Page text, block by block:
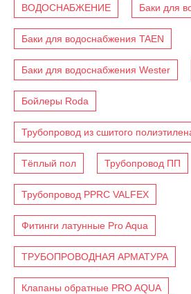
ВОДОСНАБЖЕНИЕ Баки для
Баки для водоснабжения TAEN
Баки для водоснабжения Wester
Бойлеры Roda
Трубопровод из сшитого
Тёплый пол Трубопровод ПП
Трубопровод PPRC VALFEX
Фитинги латунные Pro Aqua
ТРУБОПРОВОДНАЯ АРМАТУРА
Клапаны обратные PRO AQUA